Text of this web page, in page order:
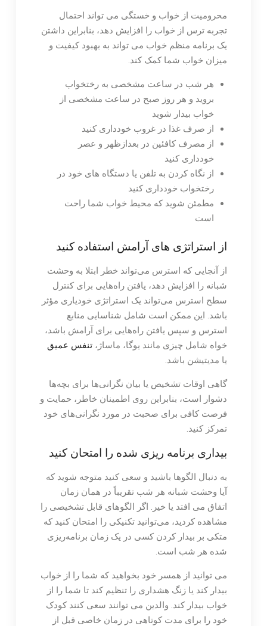
محرومیت از خواب و خستگی می تواند احتمال
تجربه ترس از خواب را افزایش دهد، بنابراین داشتن
یک برنامه منظم خواب می تواند به بهبود کیفیت و
میزان خواب شما کمک کند.
هر شب در ساعت مشخصی به رختخواب
بروید و هر روز صبح در ساعت مشخصی از
خواب بیدار شوید
از صرف غذا در غروب خودداری کنید
از مصرف کافئین در بعدازظهر و عصر
خودداری کنید
از نگاه کردن به تلفن یا دستگاه های خود در
رختخواب خودداری کنید
مطمئن شوید که محیط خواب شما راحت
است
از استراتژی های آرامش استفاده کنید
از آنجایی که استرس می‌تواند خطر ابتلا به وحشت
شبانه را افزایش دهد، یافتن راه‌هایی برای کنترل
سطح استرس می‌تواند یک استراتژی خودیاری مؤثر
باشد. این ممکن است شامل شناسایی منابع
استرس و سپس یافتن راه‌هایی برای آرامش باشد،
خواه شامل چیزی مانند یوگا، ماساژ، تنفس عمیق
یا مدیتیشن باشد.
گاهی اوقات تشخیص یا بیان نگرانی‌ها برای بچه‌ها
دشوار است، بنابراین روی اطمینان خاطر، حمایت و
فرصت کافی برای صحبت در مورد نگرانی‌های خود
تمرکز کنید.
بیداری برنامه ریزی شده را امتحان کنید
به دنبال الگوها باشید و سعی کنید متوجه شوید که
آیا وحشت شبانه هر شب تقریباً در همان زمان
اتفاق می افتد یا خیر. اگر الگوهای قابل تشخیصی را
مشاهده کردید، می‌توانید تکنیکی را امتحان کنید که
متکی بر بیدار کردن کسی در یک زمان برنامه‌ریزی
شده هر شب است.
می توانید از همسر خود بخواهید که شما را از خواب
بیدار کند یا زنگ هشداری را تنظیم کند تا شما را از
خواب بیدار کند. والدین می توانند سعی کنند کودک
خود را برای مدت کوتاهی در زمان خاصی قبل از